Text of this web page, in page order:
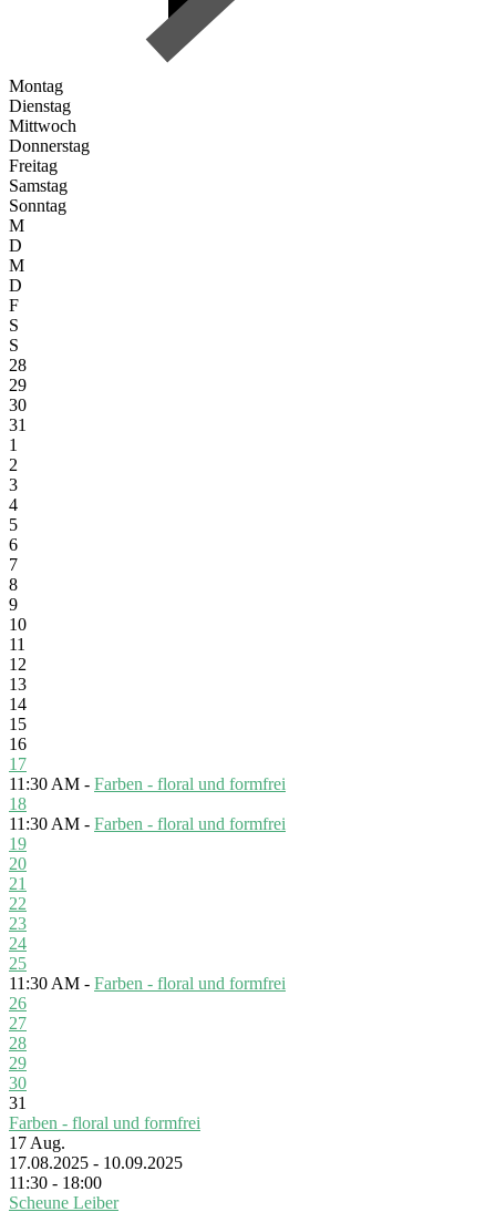
Montag
Dienstag
Mittwoch
Donnerstag
Freitag
Samstag
Sonntag
M
D
M
D
F
S
S
28
29
30
31
1
2
3
4
5
6
7
8
9
10
11
12
13
14
15
16
17
11:30 AM - Farben - floral und formfrei
18
11:30 AM - Farben - floral und formfrei
19
20
21
22
23
24
25
11:30 AM - Farben - floral und formfrei
26
27
28
29
30
31
Farben - floral und formfrei
17Aug.
17.08.2025 - 10.09.2025
11:30 - 18:00
Scheune Leiber